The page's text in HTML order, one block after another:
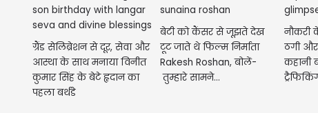
ग्रैंड सेलिब्रेशन से दूर, सेवा और
आस्था के साथ मनाया विनीत
कुमार सिंह के बेटे हृदान का
पहला बर्थडे
बेटी को कैंसर से जूझते देख
टूट जाते थे फिल्म निर्माता
Rakesh Roshan, बोलें-
तुम्हारे सामने...
नौकरी
ठगी
कहानी